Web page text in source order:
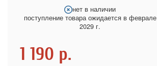
нет в наличии
поступление товара ожидается в феврале
2029 г.
1 190 р.